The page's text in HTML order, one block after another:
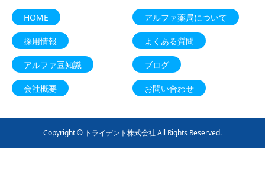
HOME アルファ薬局について
採用情報 よくある質問
アルファ豆知識 ブログ
会社概要 お問い合わせ
Copyright © トライデント株式会社 All Rights Reserved.